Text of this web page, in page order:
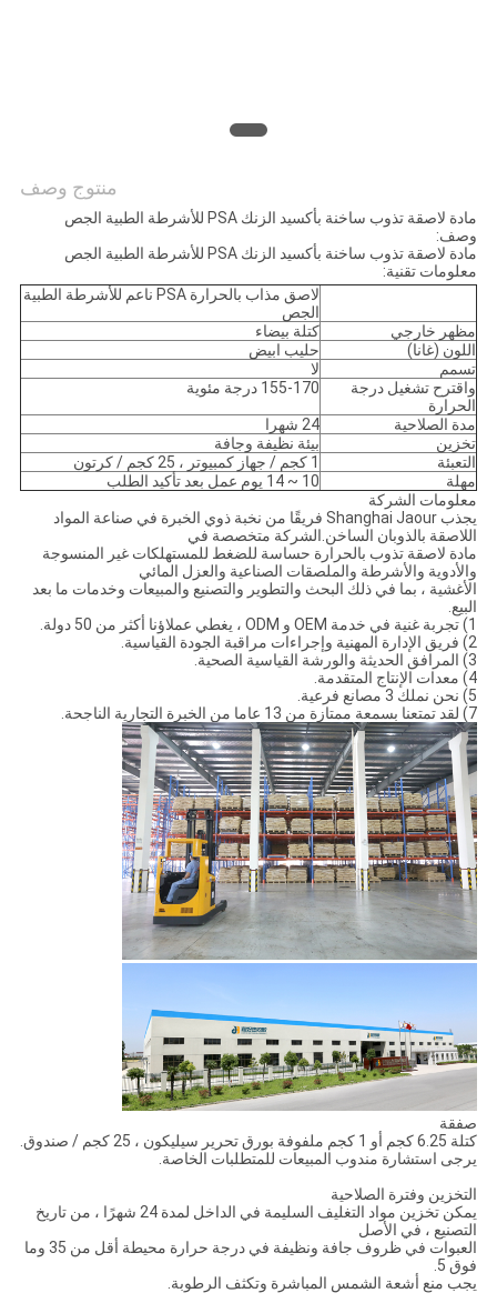
منتوج وصف
مادة لاصقة تذوب ساخنة بأكسيد الزنك PSA للأشرطة الطبية الجص
وصف:
مادة لاصقة تذوب ساخنة بأكسيد الزنك PSA للأشرطة الطبية الجص
معلومات تقنية:
لاصق مذاب بالحرارة PSA ناعم للأشرطة الطبية
الجص
مظهر خارجي
كتلة بيضاء
اللون (غانا)
حليب ابيض
تسمم
لا
واقترح تشغيل درجة
الحرارة
155-170 درجة مئوية
مدة الصلاحية
24 شهرا
تخزين
بيئة نظيفة وجافة
التعبئة
1 كجم / جهاز كمبيوتر ، 25 كجم / كرتون
مهلة
10 ~ 14 يوم عمل بعد تأكيد الطلب
معلومات الشركة
يجذب Shanghai Jaour فريقًا من نخبة ذوي الخبرة في صناعة المواد
اللاصقة بالذوبان الساخن.الشركة متخصصة في
مادة لاصقة تذوب بالحرارة حساسة للضغط للمستهلكات غير المنسوجة
والأدوية والأشرطة والملصقات الصناعية والعزل المائي
الأغشية ، بما في ذلك البحث والتطوير والتصنيع والمبيعات وخدمات ما بعد
البيع.
1) تجربة غنية في خدمة OEM و ODM ، يغطي عملاؤنا أكثر من 50 دولة.
2) فريق الإدارة المهنية وإجراءات مراقبة الجودة القياسية.
3) المرافق الحديثة والورشة القياسية الصحية.
4) معدات الإنتاج المتقدمة.
5) نحن نملك 3 مصانع فرعية.
7) لقد تمتعنا بسمعة ممتازة من 13 عاما من الخبرة التجارية الناجحة.
صفقة
كتلة 6.25 كجم أو 1 كجم ملفوفة بورق تحرير سيليكون ، 25 كجم / صندوق.
يرجى استشارة مندوب المبيعات للمتطلبات الخاصة.
التخزين وفترة الصلاحية
يمكن تخزين مواد التغليف السليمة في الداخل لمدة 24 شهرًا ، من تاريخ
التصنيع ، في الأصل
العبوات في ظروف جافة ونظيفة في درجة حرارة محيطة أقل من 35 وما
فوق 5.
يجب منع أشعة الشمس المباشرة وتكثف الرطوبة.